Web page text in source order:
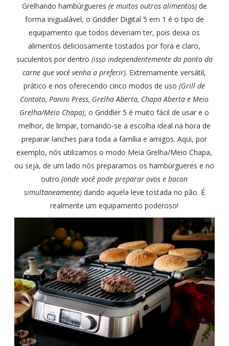
Grelhando hambúrgueres (e muitos outros alimentos)de
forma inigualável, o Griddler Digital 5 em 1 é o tipo de
equipamento que todos deveriam ter, pois deixa os
alimentos deliciosamente tostados por fora e claro,
suculentos por dentro (isso independentemente do ponto da
carne que você venha a preferir). Extremamente versátil,
prático e nos oferecendo cinco modos de uso(Grill de
Contato, Panini Press, Grelha Aberta, Chapa Aberta e Meio
Grelha/Meio Chapa), o Griddler 5 é muito fácil de usar e o
melhor, de limpar, tornando-se a escolha ideal na hora de
preparar lanches para toda a família e amigos. Aqui, por
exemplo, nós utilizamos o modo Meia Grelha/Meio Chapa,
ou seja, de um lado nós preparamos os hambúrgueres e no
outro(onde você pode preparar ovos e bacon
simultaneamente)dando aquela leve tostada no pão. É
realmente um equipamento poderoso!